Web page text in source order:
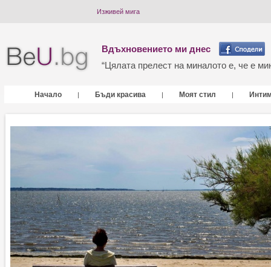
Изживей мига
Вдъхновението ми днес
“Цялата прелест на миналото е, че е
Начало | Бъди красива | Моят стил |